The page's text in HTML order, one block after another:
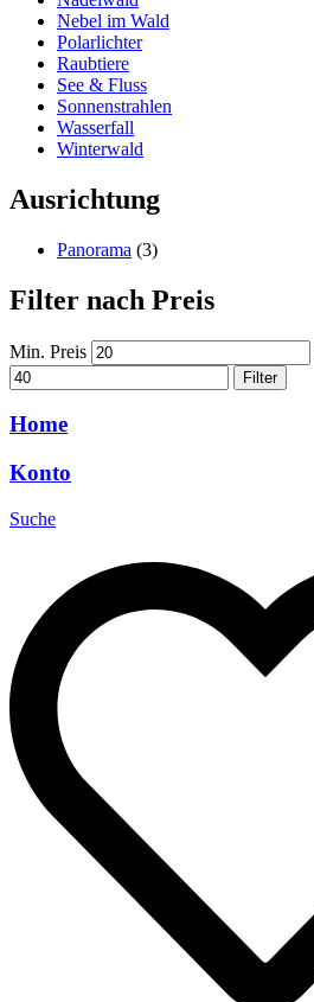
Nebel im Wald
Polarlichter
Raubtiere
See & Fluss
Sonnenstrahlen
Wasserfall
Winterwald
Ausrichtung
Panorama (3)
Filter nach Preis
Min. Preis
Filter
Home
Konto
Suche